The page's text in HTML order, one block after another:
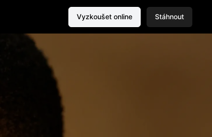
Vyzkoušet online Stáhnout